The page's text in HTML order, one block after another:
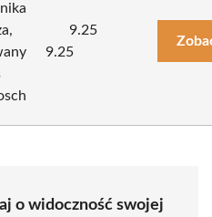
9.25
9.25
o widoczność swojej